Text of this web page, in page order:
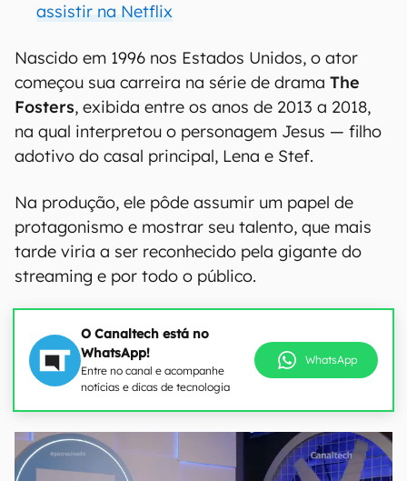
assistir na Netflix
Nascido em 1996 nos Estados Unidos, o ator
começou sua carreira na série de drama The
Fosters, exibida entre os anos de 2013 a 2018,
na qual interpretou o personagem Jesus — filho
adotivo do casal principal, Lena e Stef.
Na produção, ele pôde assumir um papel de
protagonismo e mostrar seu talento, que mais
tarde viria a ser reconhecido pela gigante do
streaming e por todo o público.
O Canaltech está no
WhatsApp!
Entre no canal e acompanhe
notícias e dicas de tecnologia
WhatsApp